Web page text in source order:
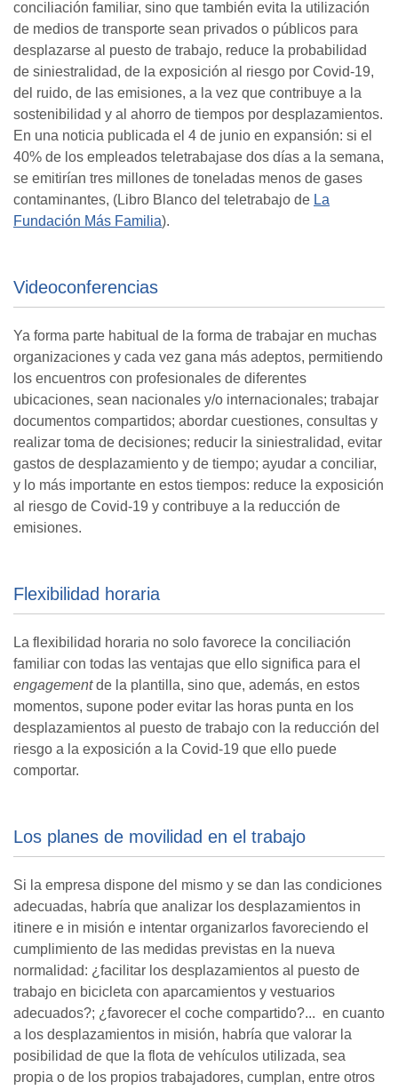
conciliación familiar, sino que también evita la utilización
de medios de transporte sean privados o públicos para
desplazarse al puesto de trabajo, reduce la probabilidad
de siniestralidad, de la exposición al riesgo por Covid-19,
del ruido, de las emisiones, a la vez que contribuye a la
sostenibilidad y al ahorro de tiempos por desplazamientos.
En una noticia publicada el 4 de junio en expansión: si el
40% de los empleados teletrabajase dos días a la semana,
se emitirían tres millones de toneladas menos de gases
contaminantes, (Libro Blanco del teletrabajo de La
Fundación Más Familia).
Videoconferencias
Ya forma parte habitual de la forma de trabajar en muchas
organizaciones y cada vez gana más adeptos, permitiendo
los encuentros con profesionales de diferentes
ubicaciones, sean nacionales y/o internacionales; trabajar
documentos compartidos; abordar cuestiones, consultas y
realizar toma de decisiones; reducir la siniestralidad, evitar
gastos de desplazamiento y de tiempo; ayudar a conciliar,
y lo más importante en estos tiempos: reduce la exposición
al riesgo de Covid-19 y contribuye a la reducción de
emisiones.
Flexibilidad horaria
La flexibilidad horaria no solo favorece la conciliación
familiar con todas las ventajas que ello significa para el
engagementde la plantilla, sino que, además, en estos
momentos, supone poder evitar las horas punta en los
desplazamientos al puesto de trabajo con la reducción del
riesgo a la exposición a la Covid-19 que ello puede
comportar.
Los planes de movilidad en el trabajo
Si la empresa dispone del mismo y se dan las condiciones
adecuadas, habría que analizar los desplazamientos in
itinere e in misión e intentar organizarlos favoreciendo el
cumplimiento de las medidas previstas en la nueva
normalidad: ¿facilitar los desplazamientos al puesto de
trabajo en bicicleta con aparcamientos y vestuarios
adecuados?; ¿favorecer el coche compartido?... en cuanto
a los desplazamientos in misión, habría que valorar la
posibilidad de que la flota de vehículos utilizada, sea
propia o de los propios trabajadores, cumplan, entre otros